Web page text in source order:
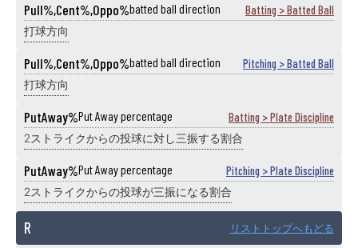
Pull%,Cent%,Oppo%batted ball direction Batting > Batted Ball
打球方向
Pull%,Cent%,Oppo%batted ball direction Pitching > Batted Ball
打球方向
PutAway%Put Away percentage Batting > Plate Discipline
2ストライクからの投球に対し三振する割合
PutAway%Put Away percentage Pitching > Plate Discipline
2ストライクからの投球が三振になる割合
R リストトップへもどる